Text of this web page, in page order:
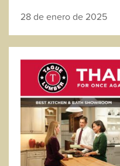
28 de enero de 2025